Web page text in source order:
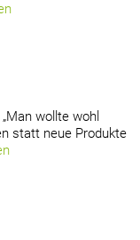
„Man wollte wohl
statt neue Produkte